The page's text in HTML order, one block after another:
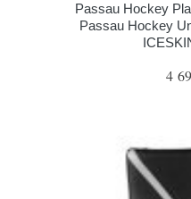
Passau Hockey
Passau Hockey
4